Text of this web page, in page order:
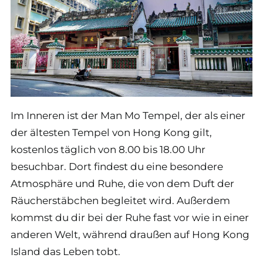
Im Inneren ist der Man Mo Tempel, der als einer
der ältesten Tempel von Hong Kong gilt,
kostenlos täglich von 8.00 bis 18.00 Uhr
besuchbar. Dort findest du eine besondere
Atmosphäre und Ruhe, die von dem Duft der
Räucherstäbchen begleitet wird. Außerdem
kommst du dir bei der Ruhe fast vor wie in einer
anderen Welt, während draußen auf Hong Kong
Island das Leben tobt.